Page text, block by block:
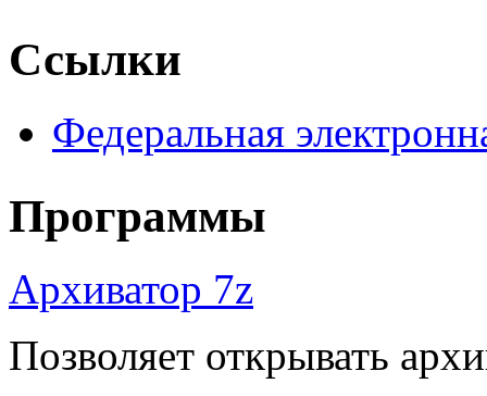
Ссылки
Федеральная
Программы
Архиватор 7z
Позволяет открывать